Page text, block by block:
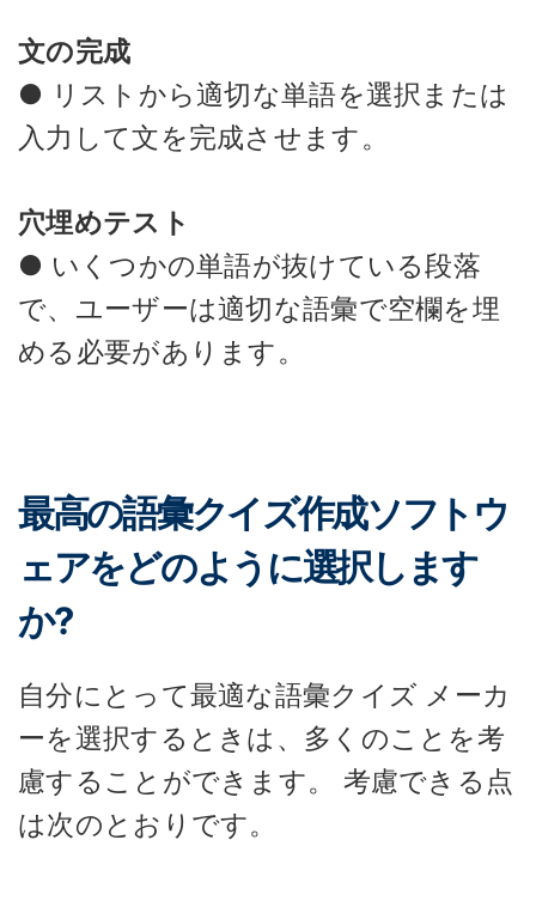
文の完成
● リストから適切な単語を選択または
入力して文を完成させます。
穴埋めテスト
● いくつかの単語が抜けている段落
で、ユーザーは適切な語彙で空欄を埋
める必要があります。
最高の語彙クイズ作成ソフトウ
ェアをどのように選択します
か?
自分にとって最適な語彙クイズ メーカ
ーを選択するときは、多くのことを考
慮することができます。 考慮できる点
は次のとおりです。